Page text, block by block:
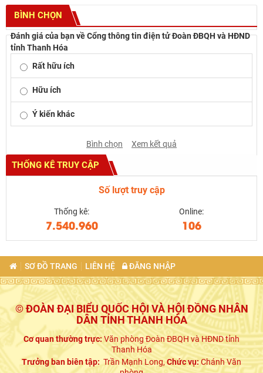
BÌNH CHỌN
Đánh giá của bạn về Cổng thông tin điện tử Đoàn ĐBQH và HĐND
tỉnh Thanh Hóa
Rất hữu ích
Hữu ích
Ý kiến khác
Bình chọn Xem kết quả
THỐNG KÊ TRUY CẬP
Số lượt truy cập
Thống kê:
7.540.960
Online:
106
SƠ ĐỒ TRANG LIÊN HỆ ĐĂNG NHẬP
© ĐOÀN ĐẠI BIỂU QUỐC HỘI VÀ HỘI ĐỒNG NHÂN
DÂN TỈNH THANH HÓA
Cơ quan thường trực:Văn phòng Đoàn ĐBQH và HĐND tỉnh
Thanh Hóa
Trưởng ban biên tập: Trần Mạnh Long,Chức vụ:Chánh Văn